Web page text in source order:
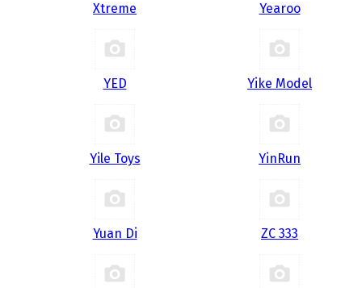
Xtreme Yearoo
YED Yike Model
Yile Toys YinRun
Yuan Di ZC 333